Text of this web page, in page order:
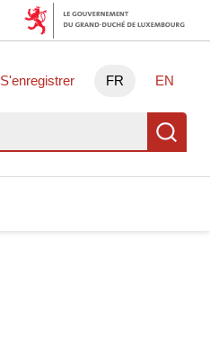
S'enregistrer FR EN